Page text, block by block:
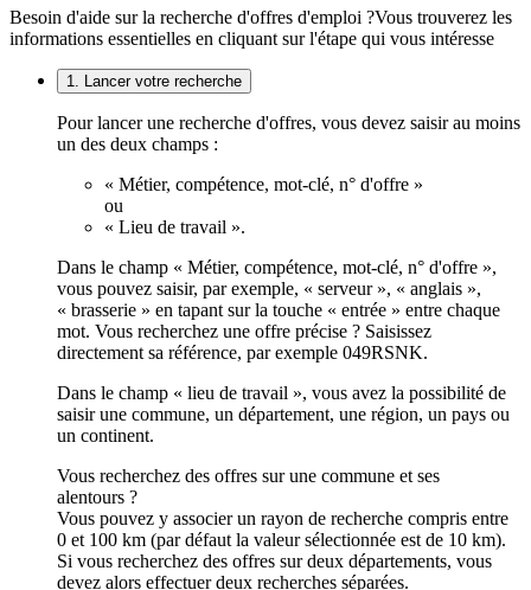
Besoin d'aide sur la recherche d'offres d'emploi ?Vous trouverez les
informations essentielles en cliquant sur l'étape qui vous intéresse
1. Lancer votre recherche
Pour lancer une recherche d'offres, vous devez saisir au moins
un des deux champs :
« Métier, compétence, mot-clé, n° d'offre »
ou
« Lieu de travail ».
Dans le champ « Métier, compétence, mot-clé, n° d'offre »,
vous pouvez saisir, par exemple, « serveur », « anglais »,
« brasserie » en tapant sur la touche « entrée » entre chaque
mot. Vous recherchez une offre précise ? Saisissez
directement sa référence, par exemple 049RSNK.
Dans le champ « lieu de travail », vous avez la possibilité de
saisir une commune, un département, une région, un pays ou
un continent.
Vous recherchez des offres sur une commune et ses
alentours ?
Vous pouvez y associer un rayon de recherche compris entre
0 et 100 km (par défaut la valeur sélectionnée est de 10 km).
Si vous recherchez des offres sur deux départements, vous
devez alors effectuer deux recherches séparées.